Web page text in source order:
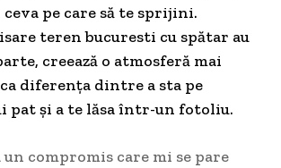
ceva pe care să te sprijini.
teren bucuresti cu spătar au
creează o atmosferă mai
diferența dintre a sta pe
pat și a te lăsa într-un fotoliu.
un compromis care mi se pare